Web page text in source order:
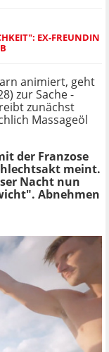
EX-FREUNDIN
animiert, geht
zur Sache -
zunächst
Massageöl
der Franzose
meint.
Nacht nun
Abnehmen